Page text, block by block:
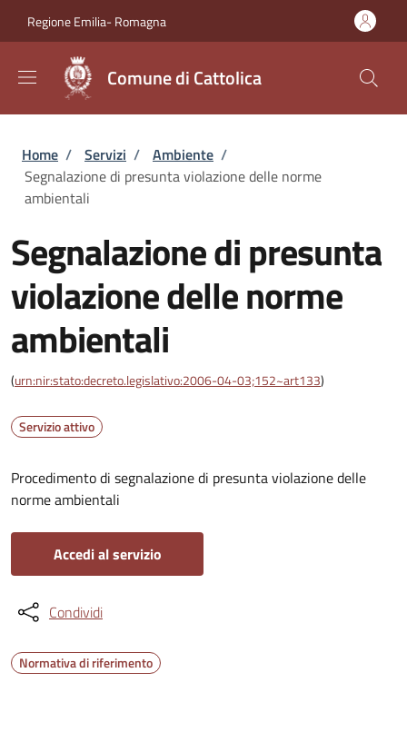
Regione Emilia- Romagna
Comune di Cattolica
Briciole di pane
Home / Servizi / Ambiente /
Segnalazione di presunta violazione delle norme
ambientali
Segnalazione di presunta
violazione delle norme
ambientali
(urn:nir:stato:decreto.legislativo:2006-04-03;152~art133)
Servizio attivo
Procedimento di segnalazione di presunta violazione delle
norme ambientali
Accedi al servizio
Condividi
Normativa di riferimento